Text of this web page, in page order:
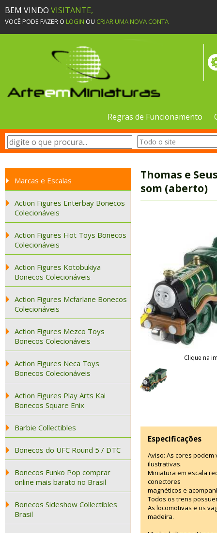
BEM VINDO VISITANTE,
VOCÊ PODE FAZER O LOGIN OU CRIAR UMA NOVA CONTA
Regras de Funcionamento
Marcas e Escalas
Action Figures Enterbay Bonecos
Colecionáveis
Action Figures Hot Toys Bonecos
Colecionáveis
Action Figures Kotobukiya
Bonecos Colecionáveis
Action Figures Mcfarlane Bonecos
Colecionáveis
Action Figures Mezco Toys
Bonecos Colecionáveis
Action Figures Neca Toys
Bonecos Colecionáveis
Action Figures Play Arts Kai
Bonecos Square Enix
Barbie Collectibles
Bonecos do UFC Round 5 / DTC
Bonecos Funko Pop comprar
online mais barato no Brasil
Bonecos Sideshow Collectibles
Brasil
Thomas e
som (aberto)
Clique na
Especificações
Aviso: As cores
ilustrativas.
Miniatura em escala
conectores
magnéticos e
Todos os trens
As locomotivas e os
madeira.